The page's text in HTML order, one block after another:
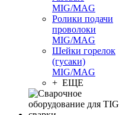
MIG/MAG
Ролики подачи
проволоки
MIG/MAG
Шейки горелок
(гусаки)
MIG/MAG
+ ЕЩЕ